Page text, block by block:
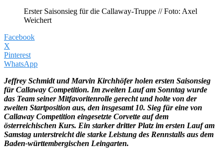
Erster Saisonsieg für die Callaway-Truppe // Foto: Axel
Weichert
Facebook
X
Pinterest
WhatsApp
Jeffrey Schmidt und Marvin Kirchhöfer holen ersten Saisonsieg
für Callaway Competition. Im zweiten Lauf am Sonntag wurde
das Team seiner Mitfavoritenrolle gerecht und holte von der
zweiten Startposition aus, den insgesamt 10. Sieg für eine von
Callaway Competition eingesetzte Corvette auf dem
österreichischen Kurs. Ein starker dritter Platz im ersten Lauf am
Samstag unterstreicht die starke Leistung des Rennstalls aus dem
Baden-württembergischen Leingarten.